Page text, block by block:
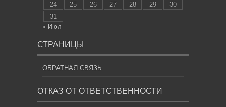
24
25 26 27 28 29
30
31
« Июл
СТРАНИЦЫ
ОБРАТНАЯ СВЯЗЬ
ОТКАЗ ОТ ОТВЕТСТВЕННОСТИ